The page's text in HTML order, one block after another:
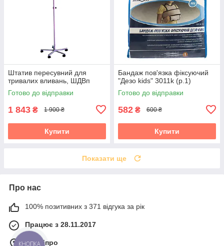
Штатив пересувний для
тривалих вливань, ШДВп
Готово до відправки
1 843 ₴ 1 900 ₴
Купити
Бандаж пов'язка фіксуючий
"Дезо kids" 3011k (р.1)
Готово до відправки
582 ₴ 600 ₴
Купити
Показати ще
Про нас
100% позитивних з 371 відгука за рік
Працює з 28.11.2017
м. Дніпро